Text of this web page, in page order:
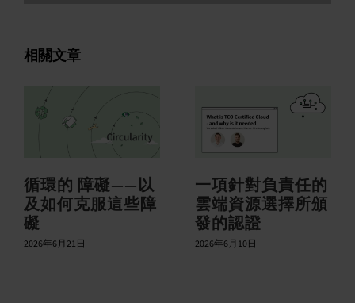
相關文章
循環的 障礙——以
及如何克服這些障
礙
2026年6月21日
一項針對負責任的
雲端資源選擇所頒
發的認證
2026年6月10日